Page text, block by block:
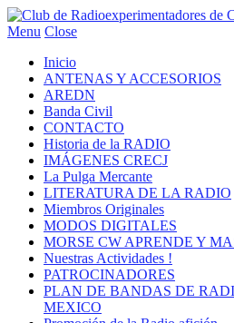
Menu Close
Inicio
ANTENAS Y ACCESORIOS
AREDN
Banda Civil
CONTACTO
Historia de la RADIO
IMÁGENES CRECJ
La Pulga Mercante
LITERATURA DE LA RADIO
Miembros Originales
MODOS DIGITALES
MORSE CW APRENDE Y
Nuestras Actividades !
PATROCINADORES
PLAN DE BANDAS DE
MEXICO